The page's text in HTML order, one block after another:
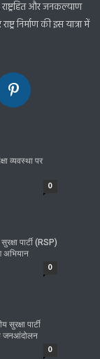
और जनकल्याण
निर्माण की इस यात्रा में
व्यवस्था पर
0
पार्टी (RSP)
अभियान
0
सुरक्षा पार्टी
जनआंदोलन
0